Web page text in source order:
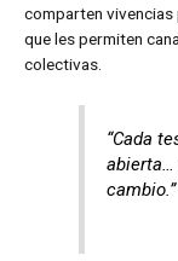
comparten
que les permiten
colectivas.
“Cada
abierta…
cambio.”